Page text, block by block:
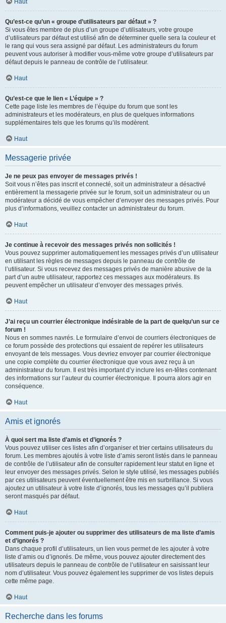
Haut
Qu’est-ce qu’un « groupe d’utilisateurs par défaut » ?
Si vous êtes membre de plus d’un groupe d’utilisateurs, votre groupe
d’utilisateurs par défaut est utilisé afin de déterminer quelle sera la couleur et
le rang qui vous sera assigné par défaut. Les administrateurs du forum
peuvent vous autoriser à modifier vous-même votre groupe d’utilisateurs par
défaut depuis le panneau de contrôle de l’utilisateur.
Haut
Qu’est-ce que le lien « L’équipe » ?
Cette page liste les membres de l’équipe du forum que sont les
administrateurs et les modérateurs, en plus de quelques informations
supplémentaires tels que les forums qu’ils modèrent.
Haut
Messagerie privée
Je ne peux pas envoyer de messages privés !
Soit vous n’êtes pas inscrit et connecté, soit un administrateur a désactivé
entièrement la messagerie privée sur le forum, soit un administrateur ou un
modérateur a décidé de vous empêcher d’envoyer des messages privés. Pour
plus d’informations, veuillez contacter un administrateur du forum.
Haut
Je continue à recevoir des messages privés non sollicités !
Vous pouvez supprimer automatiquement les messages privés d’un utilisateur
en utilisant les règles de messages depuis le panneau de contrôle de
l’utilisateur. Si vous recevez des messages privés de manière abusive de la
part d’un autre utilisateur, rapportez ces messages aux modérateurs. Ils
peuvent empêcher un utilisateur d’envoyer des messages privés.
Haut
J’ai reçu un courrier électronique indésirable de la part de quelqu’un sur ce
forum !
Nous en sommes navrés. Le formulaire d’envoi de courriers électroniques de
ce forum possède des protections qui essaient de repérer les utilisateurs
envoyant de tels messages. Vous devriez envoyer par courrier électronique
une copie complète du courrier électronique que vous avez reçu à un
administrateur du forum. Il est très important d’y inclure les en-têtes contenant
des informations sur l’auteur du courrier électronique. Il pourra alors agir en
conséquence.
Haut
Amis et ignorés
À quoi sert ma liste d’amis et d’ignorés ?
Vous pouvez utiliser ces listes afin d’organiser et trier certains utilisateurs du
forum. Les membres ajoutés à votre liste d’amis seront listés dans le panneau
de contrôle de l’utilisateur afin de consulter rapidement leur statut en ligne et
leur envoyer des messages privés. Selon le style utilisé, les messages publiés
par ces utilisateurs peuvent éventuellement être mis en surbrillance. Si vous
ajoutez un utilisateur à votre liste d’ignorés, tous les messages qu’il publiera
seront masqués par défaut.
Haut
Comment puis-je ajouter ou supprimer des utilisateurs de ma liste d’amis
et d’ignorés ?
Dans chaque profil d’utilisateurs, un lien vous permet de les ajouter à votre
liste d’amis ou d’ignorés. De même, vous pouvez ajouter directement des
utilisateurs depuis le panneau de contrôle de l’utilisateur en saisissant leur
nom d’utilisateur. Vous pouvez également les supprimer de vos listes depuis
cette même page.
Haut
Recherche dans les forums